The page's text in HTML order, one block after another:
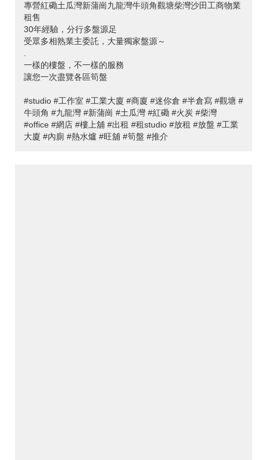
專營紅磡土瓜灣新蒲崗九龍灣牛頭角觀塘柴灣沙田工商物業
租售
30年經驗，分行多盤源足
受眾多相熟業主委託，大量獨家盤源～
.
一樣的樓盤，不一樣的服務
讓您一次盡覽各區筍盤
#studio #工作室 #工業大廈 #商廈 #迷你倉 #半倉寫 #觀塘 #
牛頭角 #九龍灣 #新蒲崗 #土瓜灣 #紅磡 #火炭 #柴灣
#office #網店 #樓上舖 #出租 #租studio #放租 #放盤 #工業
大廈 #內廁 #熱水爐 #旺舖 #筍盤 #推介